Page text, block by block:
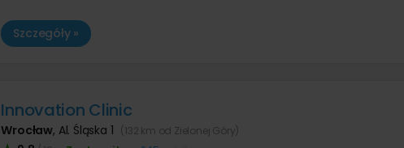
Szczegóły »
Innovation Clinic
Wrocław, Al. Śląska 1 (132 km od Zielonej Góry)